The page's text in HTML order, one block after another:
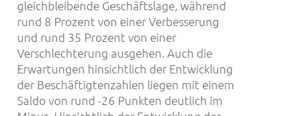
gleichbleibende Geschäftslage, während
rund 8 Prozent von einer Verbesserung
und rund 35 Prozent von einer
Verschlechterung ausgehen. Auch die
Erwartungen hinsichtlich der Entwicklung
der Beschäftigtenzahlen liegen mit einem
Saldo von rund -26 Punkten deutlich im